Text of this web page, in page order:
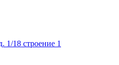
1/18 строение 1